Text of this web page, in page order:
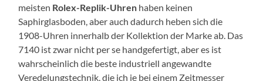
meisten Rolex-Replik-Uhren haben keinen
Saphirglasboden, aber auch dadurch heben sich die
1908-Uhren innerhalb der Kollektion der Marke ab. Das
7140 ist zwar nicht per se handgefertigt, aber es ist
wahrscheinlich die beste industriell angewandte
Veredelungstechnik, die ich je bei einem Zeitmesser